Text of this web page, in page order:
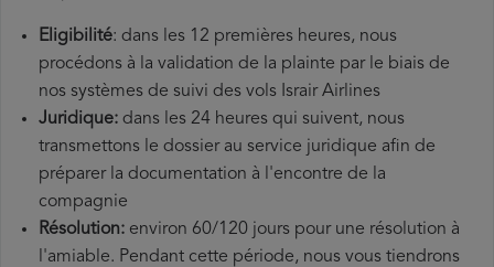
Eligibilité: dans les 12 premières heures, nous
procédons à la validation de la plainte par le biais de
nos systèmes de suivi des vols Israir Airlines
Juridique: dans les 24 heures qui suivent, nous
transmettons le dossier au service juridique afin de
préparer la documentation à l'encontre de la
compagnie
Résolution: environ 60/120 jours pour une résolution à
l'amiable. Pendant cette période, nous vous tiendrons